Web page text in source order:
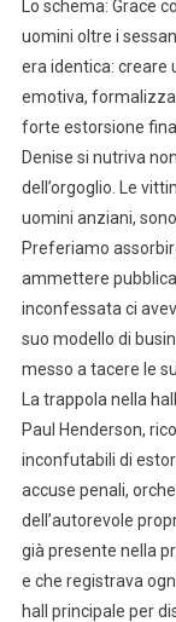
Lo schema: Grace
uomini oltre i
era identica: creare
emotiva,
forte estorsione
Denise si nutriva
dell’orgoglio. Le
uomini anziani,
Preferiamo
ammettere
inconfessata ci
suo modello di
messo a tacere le
La trappola nella hall
Paul Henderson,
inconfutabili di
accuse penali,
dell’autorevole
già presente nella
e che registrava
hall principale per